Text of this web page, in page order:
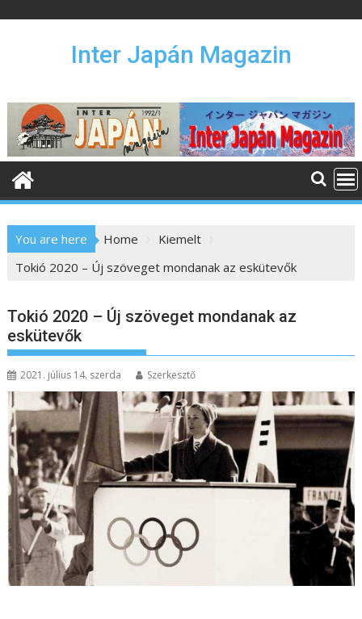
n
e
Inter Japán Magazin
You are here Home
Kiemelt
Tokió 2020 – Új szöveget mondanak az eskütevők
Tokió 2020 – Új szöveget mondanak az
eskütevők
2021. július 14. szerda Szerkesztő